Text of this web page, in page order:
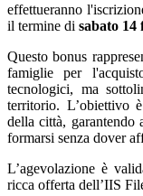
effettueranno
il termine di sabato 14
Questo bonus
famiglie per
tecnologici, ma
territorio. L’obiettivo
della città,
formarsi senza dover
L’agevolazione è
ricca offerta dell’IIS